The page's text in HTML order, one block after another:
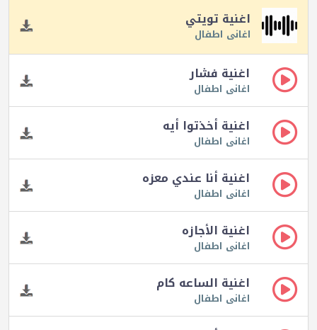
اغنية تويتي
اغانى اطفال
اغنية فشار
اغانى اطفال
اغنية أخذتوا أيه
اغانى اطفال
اغنية أنا عندي معزه
اغانى اطفال
اغنية الأجازه
اغانى اطفال
اغنية الساعه كام
اغانى اطفال